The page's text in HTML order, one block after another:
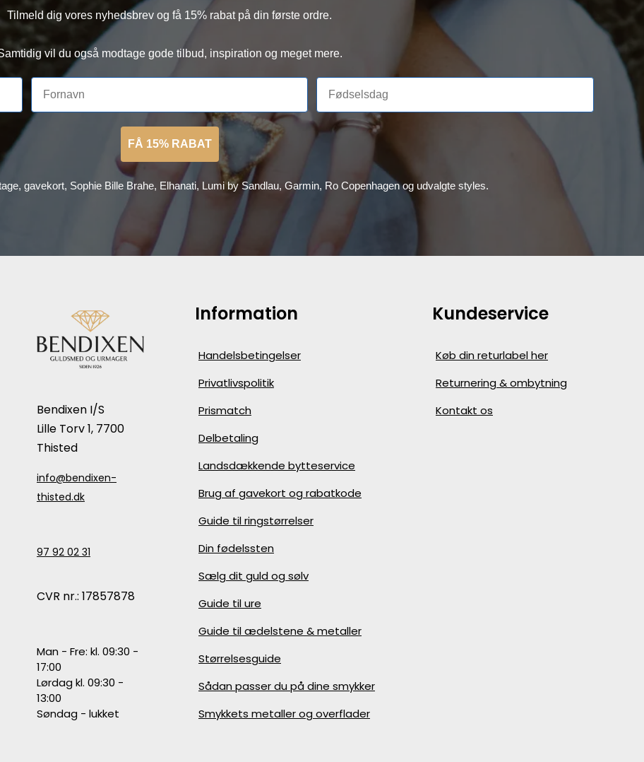
Tilmeld dig vores nyhedsbrev og få 15% rabat på din første ordre.
vil du også modtage gode tilbud, inspiration og meget mere.
FÅ 15% RABAT
gavekort, Sophie Bille Brahe, Elhanati, Lumi by Sandlau, Garmin, Ro Copenhagen og udvalgte styles.
Bendixen I/S
Lille Torv 1, 7700
Thisted
info@bendixen-
thisted.dk
97 92 02 31
CVR nr.: 17857878
Man - Fre: kl. 09:30 -
17:00
Lørdag kl. 09:30 -
13:00
Søndag - lukket
Information
Handelsbetingelser
Privatlivspolitik
Prismatch
Delbetaling
Landsdækkende bytteservice
Brug af gavekort og rabatkode
Guide til ringstørrelser
Din fødelssten
Sælg dit guld og sølv
Guide til ure
Guide til ædelstene & metaller
Størrelsesguide
Sådan passer du på dine smykker
Smykkets metaller og overflader
Kundeservice
Køb din returlabel her
Returnering & ombytning
Kontakt os